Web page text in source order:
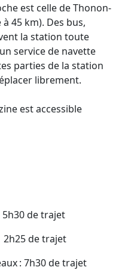
est celle de Thonon-
45 km). Des bus,
la station toute
service de navette
parties de la station
librement.
est accessible
5h30 de trajet
2h25 de trajet
: 7h30 de trajet